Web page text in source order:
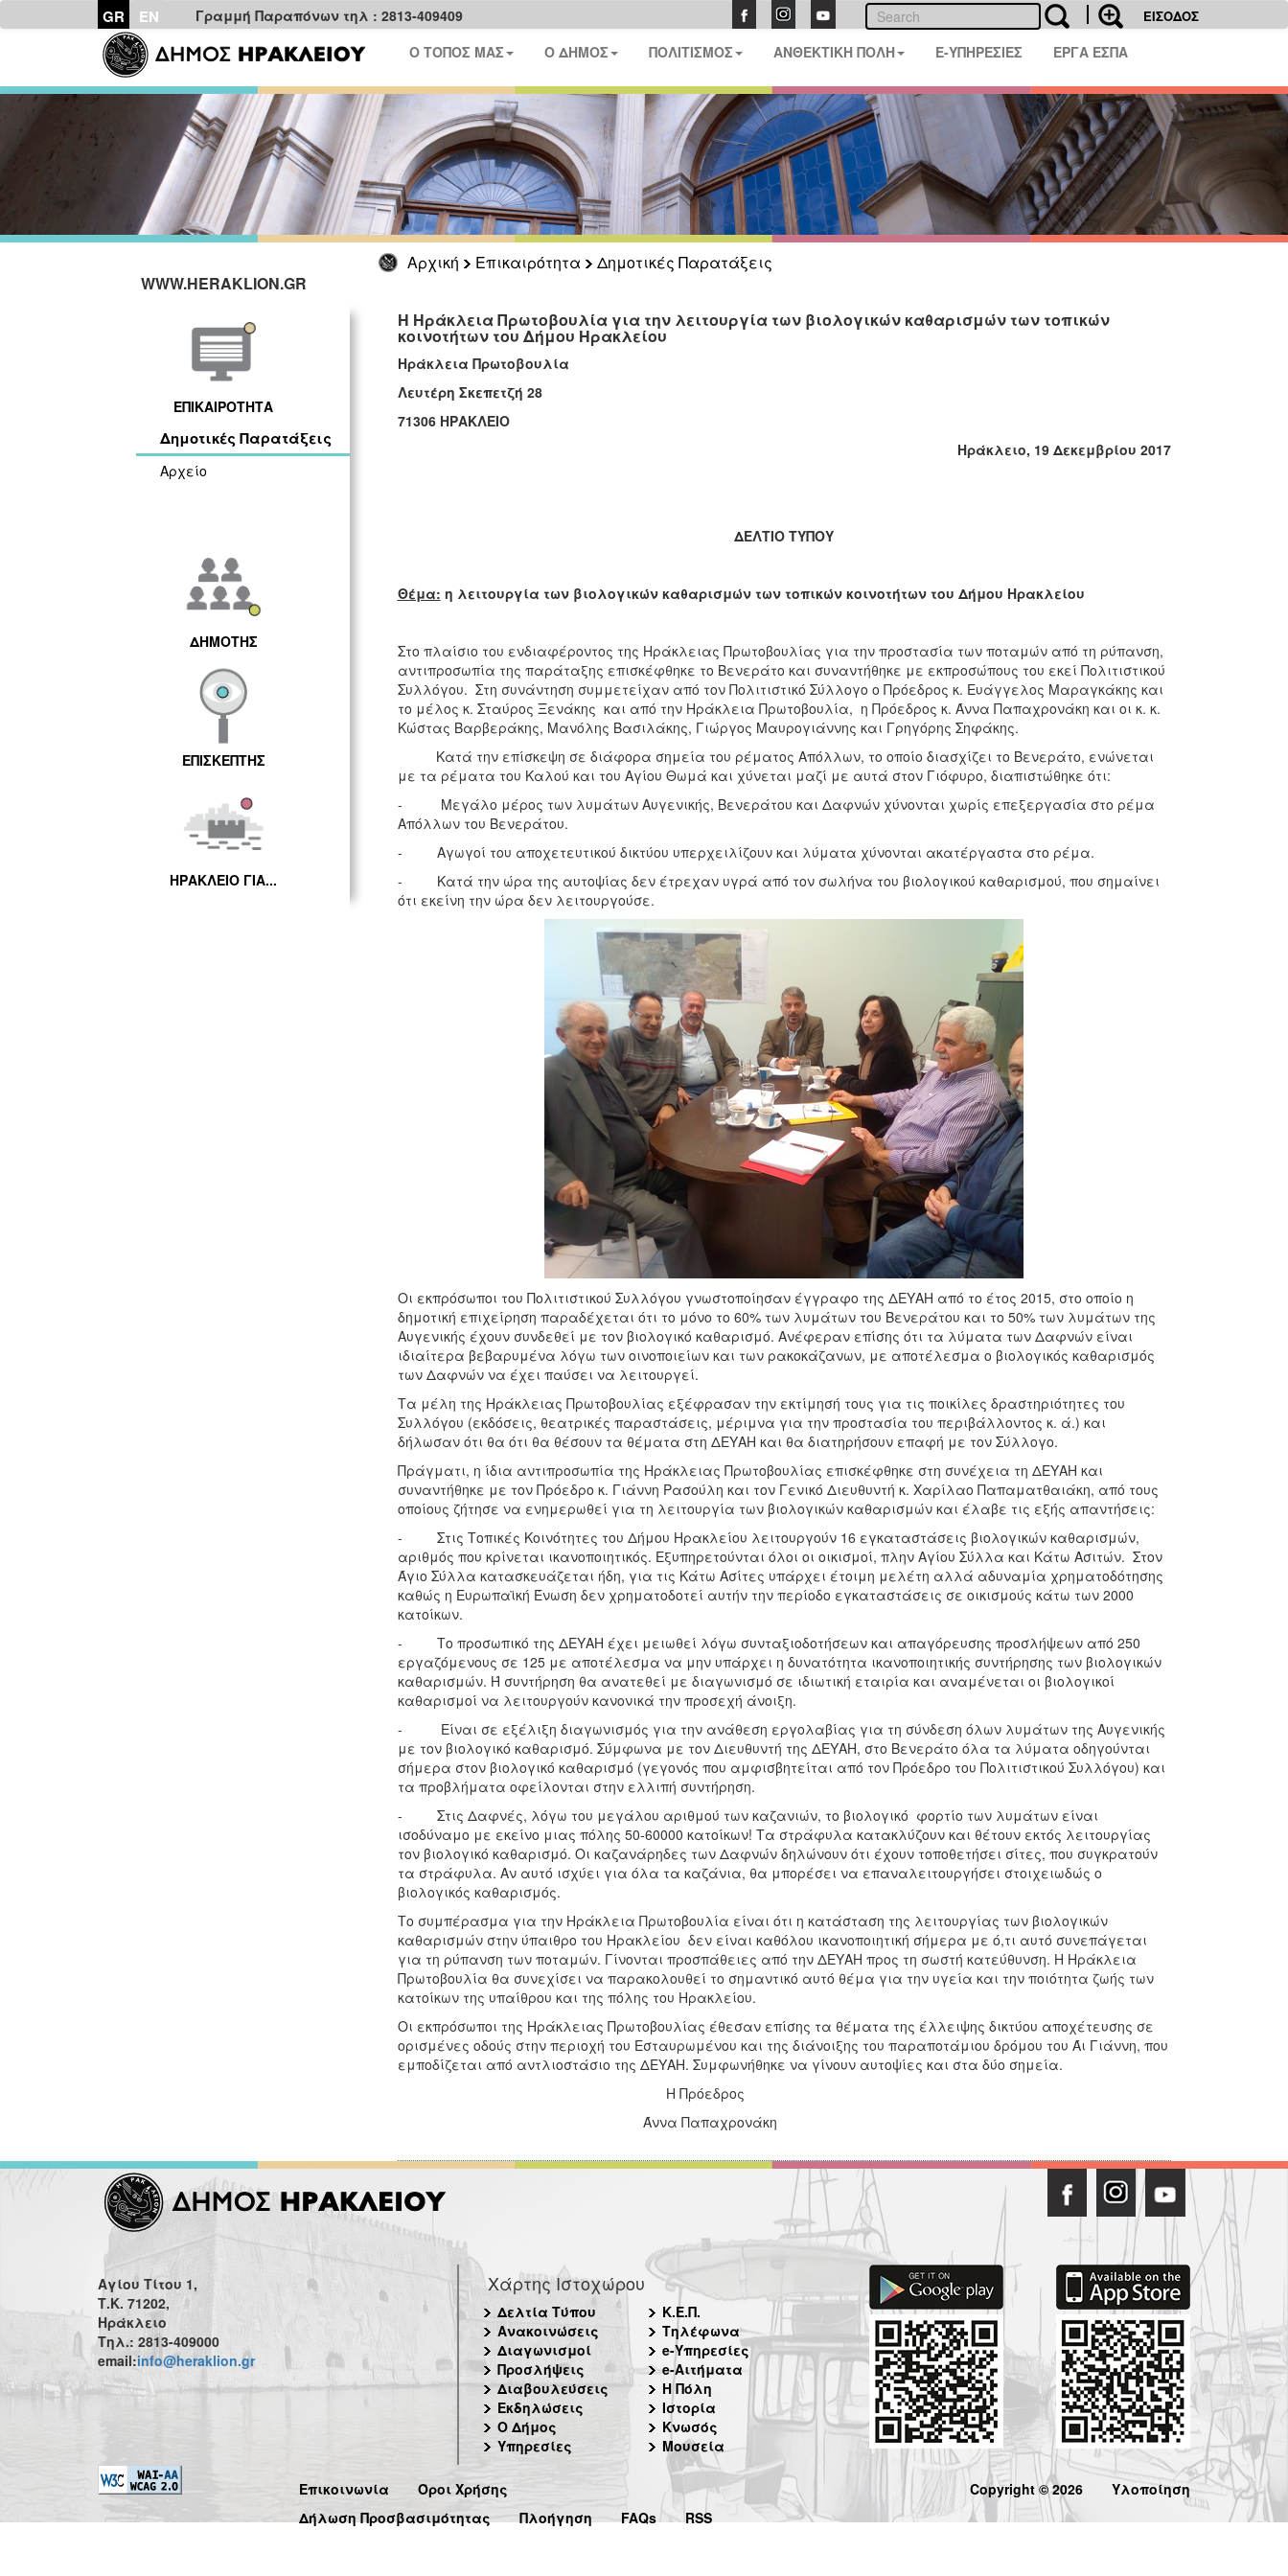
GR EN Γραμμή Παραπόνων τηλ : 2813-409409 ΕΙΣΟΔΟΣ
Ο ΤΟΠΟΣ ΜΑΣ Ο ΔΗΜΟΣ ΠΟΛΙΤΙΣΜΟΣ ΑΝΘΕΚΤΙΚΗ ΠΟΛΗ E-ΥΠΗΡΕΣΙΕΣ ΕΡΓΑ ΕΣΠΑ
Αρχική Επικαιρότητα
Δημοτικές Παρατάξεις
WWW.HERAKLION.GR
ΕΠΙΚΑΙΡΟΤΗΤΑ
Δημοτικές Παρατάξεις
Αρχείο
ΔΗΜΟΤΗΣ
ΕΠΙΣΚΕΠΤΗΣ
ΗΡΑΚΛΕΙΟ ΓΙΑ...
Η Ηράκλεια Πρωτοβουλία για την λειτουργία των βιολογικών καθαρισμών των τοπικών
κοινοτήτων του Δήμου Ηρακλείου
Ηράκλεια Πρωτοβουλία
Λευτέρη Σκεπετζή 28
71306 ΗΡΑΚΛΕΙΟ
Ηράκλειο, 19 Δεκεμβρίου 2017
ΔΕΛΤΙΟ ΤΥΠΟΥ
Θέμα: η λειτουργία των βιολογικών καθαρισμών των τοπικών κοινοτήτων του Δήμου Ηρακλείου
Στο πλαίσιο του ενδιαφέροντος της Ηράκλειας Πρωτοβουλίας για την προστασία των ποταμών από τη ρύπανση,
αντιπροσωπία της παράταξης επισκέφθηκε το Βενεράτο και συναντήθηκε με εκπροσώπους του εκεί Πολιτιστικού
Συλλόγου. Στη συνάντηση συμμετείχαν από τον Πολιτιστικό Σύλλογο ο Πρόεδρος κ. Ευάγγελος Μαραγκάκης και
το μέλος κ. Σταύρος Ξενάκης και από την Ηράκλεια Πρωτοβουλία, η Πρόεδρος κ. Άννα Παπαχρονάκη και οι κ. κ.
Κώστας Βαρβεράκης, Μανόλης Βασιλάκης, Γιώργος Μαυρογιάννης και Γρηγόρης Σηφάκης.
Κατά την επίσκεψη σε διάφορα σημεία του ρέματος Απόλλων, το οποίο διασχίζει το Βενεράτο, ενώνεται
με τα ρέματα του Καλού και του Αγίου Θωμά και χύνεται μαζί με αυτά στον Γιόφυρο, διαπιστώθηκε ότι:
- Μεγάλο μέρος των λυμάτων Αυγενικής, Βενεράτου και Δαφνών χύνονται χωρίς επεξεργασία στο ρέμα
Απόλλων του Βενεράτου.
- Αγωγοί του αποχετευτικού δικτύου υπερχειλίζουν και λύματα χύνονται ακατέργαστα στο ρέμα.
- Κατά την ώρα της αυτοψίας δεν έτρεχαν υγρά από τον σωλήνα του βιολογικού καθαρισμού, που σημαίνει
ότι εκείνη την ώρα δεν λειτουργούσε.
Οι εκπρόσωποι του Πολιτιστικού Συλλόγου γνωστοποίησαν έγγραφο της ΔΕΥΑΗ από το έτος 2015, στο οποίο η
δημοτική επιχείρηση παραδέχεται ότι το μόνο το 60% των λυμάτων του Βενεράτου και το 50% των λυμάτων της
Αυγενικής έχουν συνδεθεί με τον βιολογικό καθαρισμό. Ανέφεραν επίσης ότι τα λύματα των Δαφνών είναι
ιδιαίτερα βεβαρυμένα λόγω των οινοποιείων και των ρακοκάζανων, με αποτέλεσμα ο βιολογικός καθαρισμός
των Δαφνών να έχει παύσει να λειτουργεί.
Τα μέλη της Ηράκλειας Πρωτοβουλίας εξέφρασαν την εκτίμησή τους για τις ποικίλες δραστηριότητες του
Συλλόγου (εκδόσεις, θεατρικές παραστάσεις, μέριμνα για την προστασία του περιβάλλοντος κ. ά.) και
δήλωσαν ότι θα ότι θα θέσουν τα θέματα στη ΔΕΥΑΗ και θα διατηρήσουν επαφή με τον Σύλλογο.
Πράγματι, η ίδια αντιπροσωπία της Ηράκλειας Πρωτοβουλίας επισκέφθηκε στη συνέχεια τη ΔΕΥΑΗ και
συναντήθηκε με τον Πρόεδρο κ. Γιάννη Ρασούλη και τον Γενικό Διευθυντή κ. Χαρίλαο Παπαματθαιάκη, από τους
οποίους ζήτησε να ενημερωθεί για τη λειτουργία των βιολογικών καθαρισμών και έλαβε τις εξής απαντήσεις:
- Στις Τοπικές Κοινότητες του Δήμου Ηρακλείου λειτουργούν 16 εγκαταστάσεις βιολογικών καθαρισμών,
αριθμός που κρίνεται ικανοποιητικός. Εξυπηρετούνται όλοι οι οικισμοί, πλην Αγίου Σύλλα και Κάτω Ασιτών. Στον
Άγιο Σύλλα κατασκευάζεται ήδη, για τις Κάτω Ασίτες υπάρχει έτοιμη μελέτη αλλά αδυναμία χρηματοδότησης
καθώς η Ευρωπαϊκή Ένωση δεν χρηματοδοτεί αυτήν την περίοδο εγκαταστάσεις σε οικισμούς κάτω των 2000
κατοίκων.
- Το προσωπικό της ΔΕΥΑΗ έχει μειωθεί λόγω συνταξιοδοτήσεων και απαγόρευσης προσλήψεων από 250
εργαζόμενους σε 125 με αποτέλεσμα να μην υπάρχει η δυνατότητα ικανοποιητικής συντήρησης των βιολογικών
καθαρισμών. Ή συντήρηση θα ανατεθεί με διαγωνισμό σε ιδιωτική εταιρία και αναμένεται οι βιολογικοί
καθαρισμοί να λειτουργούν κανονικά την προσεχή άνοιξη.
- Είναι σε εξέλιξη διαγωνισμός για την ανάθεση εργολαβίας για τη σύνδεση όλων λυμάτων της Αυγενικής
με τον βιολογικό καθαρισμό. Σύμφωνα με τον Διευθυντή της ΔΕΥΑΗ, στο Βενεράτο όλα τα λύματα οδηγούνται
σήμερα στον βιολογικό καθαρισμό (γεγονός που αμφισβητείται από τον Πρόεδρο του Πολιτιστικού Συλλόγου) και
τα προβλήματα οφείλονται στην ελλιπή συντήρηση.
- Στις Δαφνές, λόγω του μεγάλου αριθμού των καζανιών, το βιολογικό φορτίο των λυμάτων είναι
ισοδύναμο με εκείνο μιας πόλης 50-60000 κατοίκων! Τα στράφυλα κατακλύζουν και θέτουν εκτός λειτουργίας
τον βιολογικό καθαρισμό. Οι καζανάρηδες των Δαφνών δηλώνουν ότι έχουν τοποθετήσει σίτες, που συγκρατούν
τα στράφυλα. Αν αυτό ισχύει για όλα τα καζάνια, θα μπορέσει να επαναλειτουργήσει στοιχειωδώς ο
βιολογικός καθαρισμός.
Το συμπέρασμα για την Ηράκλεια Πρωτοβουλία είναι ότι η κατάσταση της λειτουργίας των βιολογικών
καθαρισμών στην ύπαιθρο του Ηρακλείου δεν είναι καθόλου ικανοποιητική σήμερα με ό,τι αυτό συνεπάγεται
για τη ρύπανση των ποταμών. Γίνονται προσπάθειες από την ΔΕΥΑΗ προς τη σωστή κατεύθυνση. Η Ηράκλεια
Πρωτοβουλία θα συνεχίσει να παρακολουθεί το σημαντικό αυτό θέμα για την υγεία και την ποιότητα ζωής των
κατοίκων της υπαίθρου και της πόλης του Ηρακλείου.
Οι εκπρόσωποι της Ηράκλειας Πρωτοβουλίας έθεσαν επίσης τα θέματα της έλλειψης δικτύου αποχέτευσης σε
ορισμένες οδούς στην περιοχή του Εσταυρωμένου και της διάνοιξης του παραποτάμιου δρόμου του Άι Γιάννη, που
εμποδίζεται από αντλιοστάσιο της ΔΕΥΑΗ. Συμφωνήθηκε να γίνουν αυτοψίες και στα δύο σημεία.
Η Πρόεδρος
Άννα Παπαχρονάκη
Αγίου Τίτου 1,
Τ.Κ. 71202,
Ηράκλειο
Τηλ.: 2813-409000
email:info@heraklion.gr
Χάρτης Ιστοχώρου
Δελτία Τύπου
Ανακοινώσεις
Διαγωνισμοί
Προσλήψεις
Διαβουλεύσεις
Εκδηλώσεις
Ο Δήμος
Υπηρεσίες
Κ.Ε.Π.
Τηλέφωνα
e-Υπηρεσίες
e-Αιτήματα
Η Πόλη
Ιστορία
Κνωσός
Μουσεία
Επικοινωνία
Όροι Χρήσης
Δήλωση Προσβασιμότητας
Πλοήγηση FAQs RSS
Copyright © 2026 Υλοποίηση